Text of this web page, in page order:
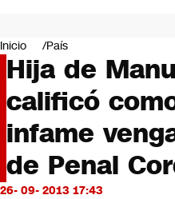
Negocios
Deportes
Programas completos
Cultura
Servicios
Bits
CNN tiempo
Futuro 360
Inicio País
Hija de
calificó
infame
de Penal
26- 09- 2013 17:43